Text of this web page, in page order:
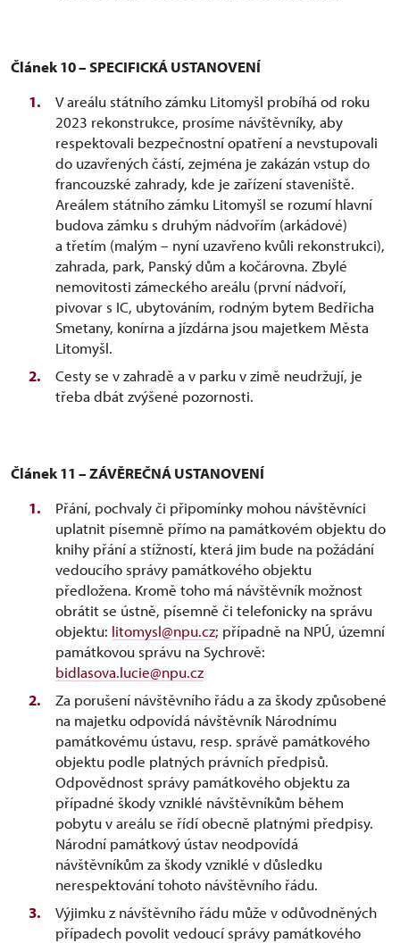
Článek 10 – SPECIFICKÁ USTANOVENÍ
V areálu státního zámku Litomyšl probíhá od roku
2023 rekonstrukce, prosíme návštěvníky, aby
respektovali bezpečnostní opatření a nevstupovali
do uzavřených částí, zejména je zakázán vstup do
francouzské zahrady, kde je zařízení staveniště.
Areálem státního zámku Litomyšl se rozumí hlavní
budova zámku s druhým nádvořím (arkádové)
a třetím (malým – nyní uzavřeno kvůli rekonstrukci),
zahrada, park, Panský dům a kočárovna. Zbylé
nemovitosti zámeckého areálu (první nádvoří,
pivovar s IC, ubytováním, rodným bytem Bedřicha
Smetany, konírna a jízdárna jsou majetkem Města
Litomyšl.
Cesty se v zahradě a v parku v zimě neudržují, je
třeba dbát zvýšené pozornosti.
Článek 11 – ZÁVĚREČNÁ USTANOVENÍ
Přání, pochvaly či připomínky mohou návštěvníci
uplatnit písemně přímo na památkovém objektu do
knihy přání a stížností, která jim bude na požádání
vedoucího správy památkového objektu
předložena. Kromě toho má návštěvník možnost
obrátit se ústně, písemně či telefonicky na správu
objektu: litomysl@npu.cz; případně na NPÚ, územní
památkovou správu na Sychrově:
bidlasova.lucie@npu.cz
Za porušení návštěvního řádu a za škody způsobené
na majetku odpovídá návštěvník Národnímu
památkovému ústavu, resp. správě památkového
objektu podle platných právních předpisů.
Odpovědnost správy památkového objektu za
případné škody vzniklé návštěvníkům během
pobytu v areálu se řídí obecně platnými předpisy.
Národní památkový ústav neodpovídá
návštěvníkům za škody vzniklé v důsledku
nerespektování tohoto návštěvního řádu.
Výjimku z návštěvního řádu může v odůvodněných
případech povolit vedoucí správy památkového